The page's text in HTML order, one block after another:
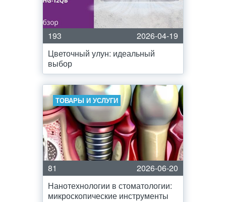
193
2026-04-19
Цветочный улун: идеальный
выбор
ТОВАРЫ И УСЛУГИ
81
2026-06-20
Нанотехнологии в стоматологии:
микроскопические инструменты